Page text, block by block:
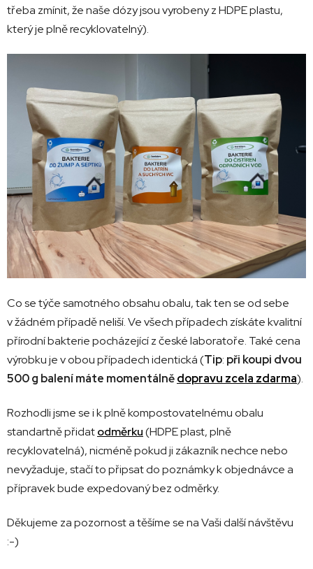
třeba zmínit, že naše dózy jsou vyrobeny z HDPE plastu,
který je plně recyklovatelný).
Co se týče samotného obsahu obalu, tak ten se od sebe
v žádném případě neliší. Ve všech případech získáte kvalitní
přírodní bakterie pocházející z české laboratoře. Také cena
výrobku je v obou případech identická (Tip: při koupi dvou
500 g balení máte momentálnědopravu zcela zdarma).
Rozhodli jsme se i k plně kompostovatelnému obalu
standartně přidatodměrku(HDPE plast, plně
recyklovatelná), nicméně pokud ji zákazník nechce nebo
nevyžaduje, stačí to připsat do poznámky k objednávce a
přípravek bude expedovaný bez odměrky.
Děkujeme za pozornost a těšíme se na Vaši další návštěvu
:-)